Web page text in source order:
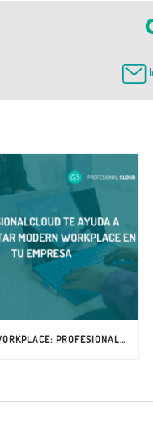
MODERN WORKPLACE: PROFESIONALCLOUD TE AYUDA A IMPLEMENTAR ESTA SOLUCIÓN DE MICROSOFT